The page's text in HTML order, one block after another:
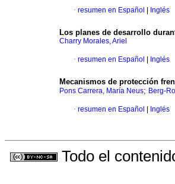
· resumen en Español Inglés
Los planes de desarrollo
Charry Morales, Ariel
· resumen en Español Inglés
Mecanismos de protección
Pons Carrera, María Neus; Berg-
· resumen en Español Inglés
Todo el